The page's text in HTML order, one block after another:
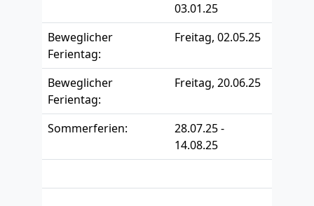
03.01.25
Beweglicher
Ferientag:
Freitag, 02.05.25
Beweglicher
Ferientag:
Freitag, 20.06.25
Sommerferien:
28.07.25 -
14.08.25